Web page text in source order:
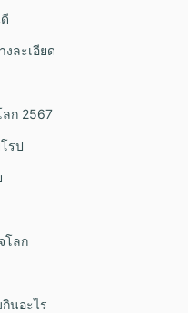
ละเอียด
ก 2567
รป
โลก
นอะไร